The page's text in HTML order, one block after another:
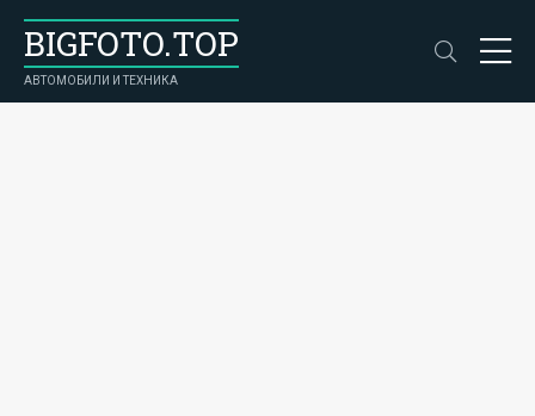
BIGFOTO.TOP
АВТОМОБИЛИ И ТЕХНИКА